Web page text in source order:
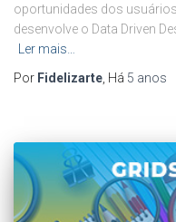
oportunidades dos
desenvolve o Data Driven
Ler mais…
Por Fidelizarte , Há 5 anos